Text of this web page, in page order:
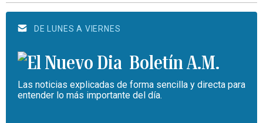
DE LUNES A VIERNES
Boletín A.M.
Las noticias explicadas de forma sencilla y directa para
entender lo más importante del día.